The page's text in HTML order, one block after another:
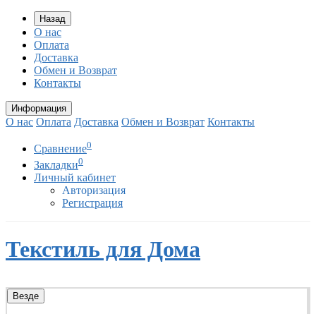
Назад
О нас
Оплата
Доставка
Обмен и Возврат
Контакты
Информация
О нас Оплата Доставка Обмен и Возврат Контакты
Сравнение0
Закладки0
Личный кабинет
Авторизация
Регистрация
Текстиль для Дома
Везде